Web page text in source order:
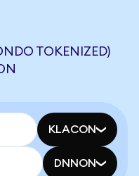
TOKENIZED)
KLACON
DNNON